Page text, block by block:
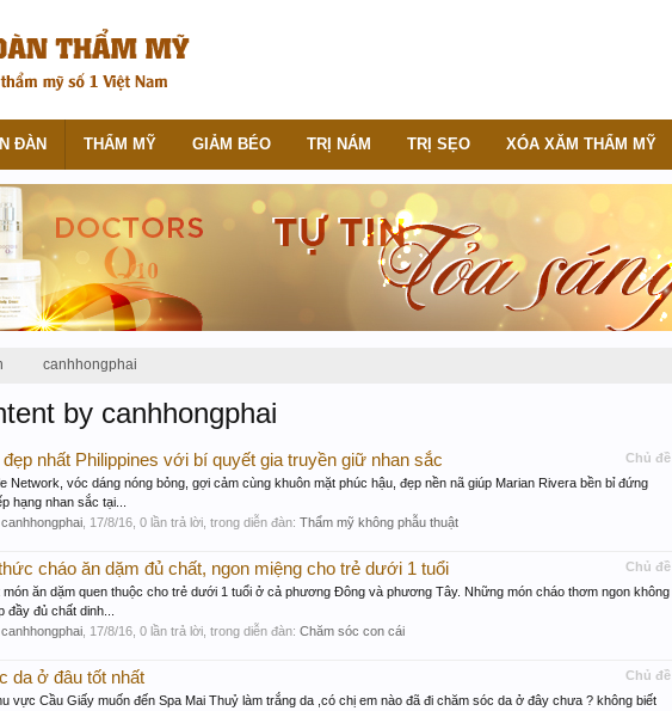
canhhongphai
by canhhongphai
Chủ đề
đẹp nhất Philippines với bí quyết gia truyền giữ nhan sắc
Network, vóc dáng nóng bỏng, gợi cảm cùng khuôn mặt phúc hậu, đẹp nền nã giúp Marian Rivera bền bỉ đứng
hạng nhan sắc tại...
canhhongphai 17/8/16 , 0 lần trả lời, trong diễn đàn: Thẩm mỹ không phẫu thuật
Chủ đề
cháo ăn dặm đủ chất, ngon miệng cho trẻ dưới 1 tuổi
món ăn dặm quen thuộc cho trẻ dưới 1 tuổi ở cả phương Đông và phương Tây. Những món cháo thơm ngon không
đầy đủ chất dinh...
canhhongphai 17/8/16 , 0 lần trả lời, trong diễn đàn: Chăm sóc con cái
Chủ đề
da ở đâu tốt nhất
vực Cầu Giấy muốn đến Spa Mai Thuỷ làm trắng da ,có chị em nào đã đi chăm sóc da ở đây chưa ? không biết
ĐÀN THẨM MỸ GIẢM BÉO TRỊ NÁM TRỊ SẸO XÓA XĂM THẨM MỸ